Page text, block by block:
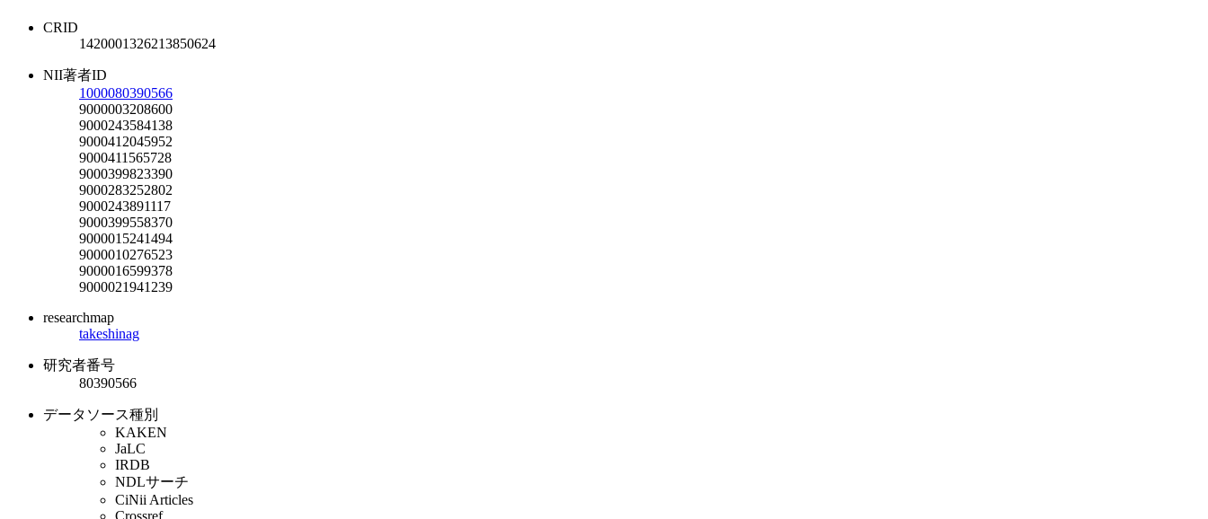
CRID
1420001326213850624
NII著者ID
1000080390566
9000003208600
9000243584138
9000412045952
9000411565728
9000399823390
9000283252802
9000243891117
9000399558370
9000015241494
9000010276523
9000016599378
9000021941239
researchmap
takeshinag
研究者番号
80390566
データソース種別
KAKEN
JaLC
IRDB
NDLサーチ
CiNii Articles
Crossref